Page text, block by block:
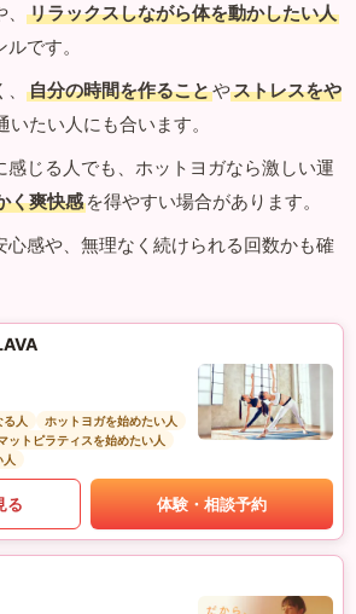
リラックスしながら体を動かしたい人
です。
自分の時間を作ることやストレスをや
いたい人にも合います。
感じる人でも、ホットヨガなら激しい運
く爽快感 を得やすい場合があります。
心感や、無理なく続けられる回数かも確
る人
ホットヨガを始めたい人
ットピラティスを始めたい人
人
る 体験・相談予約